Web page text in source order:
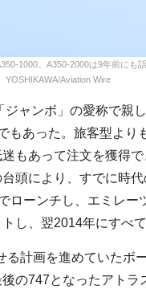
1000。A350-2000は9年前にも
YOSHIKAWA/Aviation Wire
ャンボ」の愛称で親
もあった。旅客型よ
もあって注文を獲得
頭により、すでに時代
ローンチし、エミレー
し、翌2014年にすべ
計画を進めていたボ
の747となったアトラ